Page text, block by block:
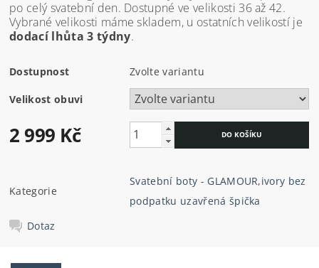
po celý svatební den. Dostupné ve velikosti 36 až 42.
Vybrané velikosti máme skladem, u ostatních velikostí je
dodací lhůta 3 týdny.
Dostupnost Zvolte variantu
Velikost obuvi
2 999 Kč
Kategorie
Svatební boty - GLAMOUR,ivory bez
podpatku uzavřená špička
Dotaz